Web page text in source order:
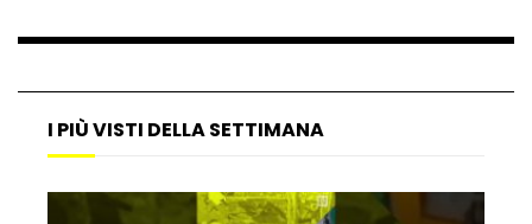
i droni russi
I PIÙ VISTI DELLA SETTIMANA